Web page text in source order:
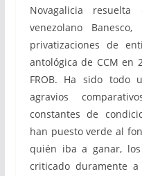
Novagalicia
venezolano
privatizaciones de
antológica de CCM en
FROB. Ha sido todo
agravios
constantes de
han puesto verde al
quién iba a ganar,
criticado duramente